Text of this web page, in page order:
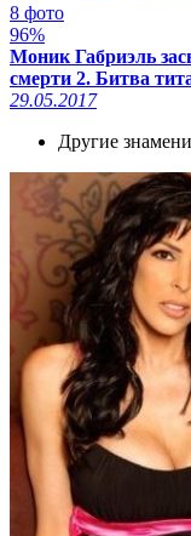
8 фото
96%
Моник Габриэль
смерти 2. Битва
29.05.2017
Другие